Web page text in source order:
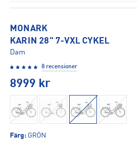
MONARK
KARIN 28" 7-VXL CYKEL
Dam
8 recensioner
8999 kr
Färg: GRÖN